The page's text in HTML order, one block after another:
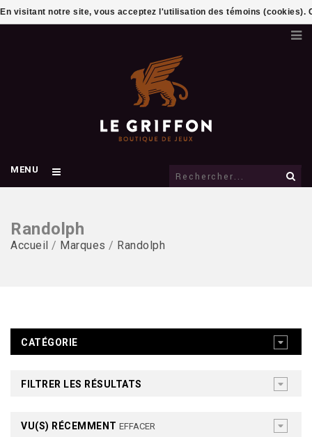
MENU
Randolph
Accueil / Marques / Randolph
CATÉGORIE
FILTRER LES RÉSULTATS
VU(S) RÉCEMMENT EFFACER
En visitant notre site, vous acceptez l'utilisation des témoins